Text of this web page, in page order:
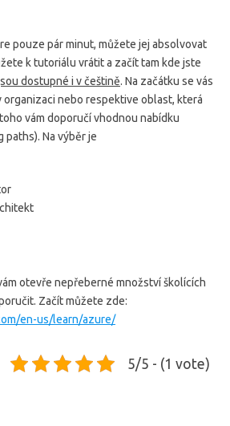
pouze pár minut, můžete jej absolvovat
k tutoriálu vrátit a začít tam kde jste
dostupné i v češtině. Na začátku se vás
nebo respektive oblast, která
vám doporučí vhodnou nabídku
Na výběr je
otevře nepřeberné množství školících
Začít můžete zde:
en-us/learn/azure/
5/5 - (1 vote)